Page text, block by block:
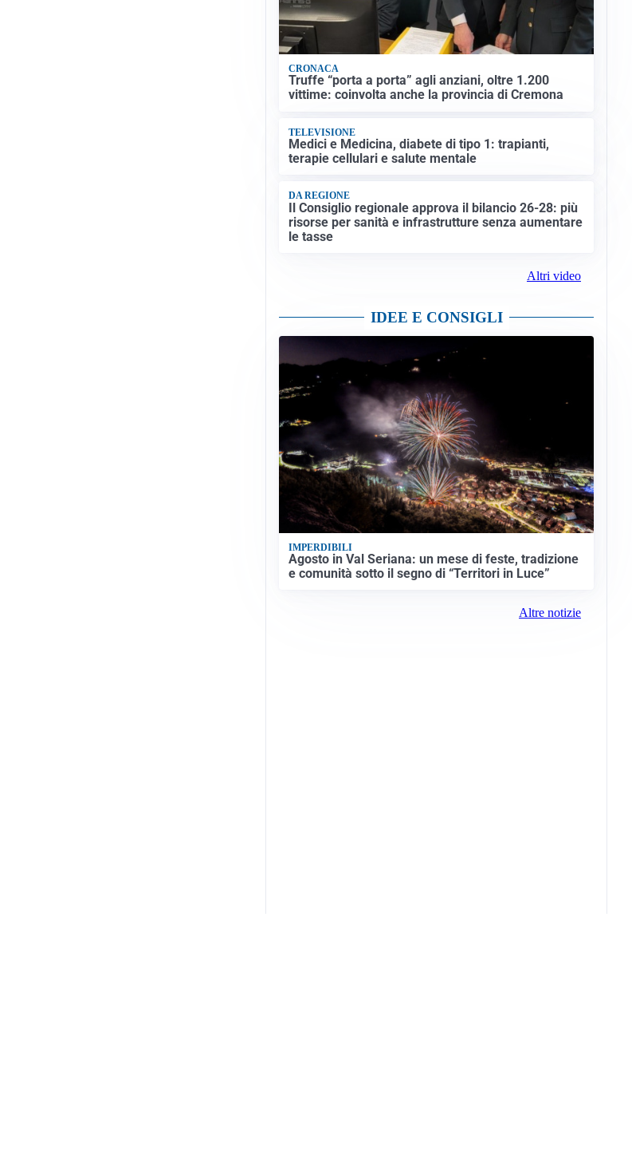
CRONACA
Truffe “porta a porta” agli anziani, oltre 1.200
vittime: coinvolta anche la provincia di Cremona
TELEVISIONE
Medici e Medicina, diabete di tipo 1: trapianti,
terapie cellulari e salute mentale
DA REGIONE
Il Consiglio regionale approva il bilancio 26-28: più
risorse per sanità e infrastrutture senza aumentare
le tasse
Altri video
IDEE E CONSIGLI
IMPERDIBILI
Agosto in Val Seriana: un mese di feste, tradizione
e comunità sotto il segno di “Territori in Luce”
Altre notizie